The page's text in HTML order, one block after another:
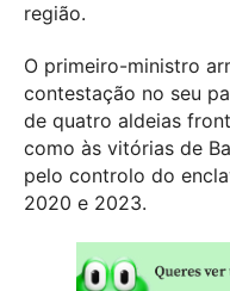
região.
O primeiro-ministro
contestação no seu
de quatro aldeias
como às vitórias de
pelo controlo do
2020 e 2023.